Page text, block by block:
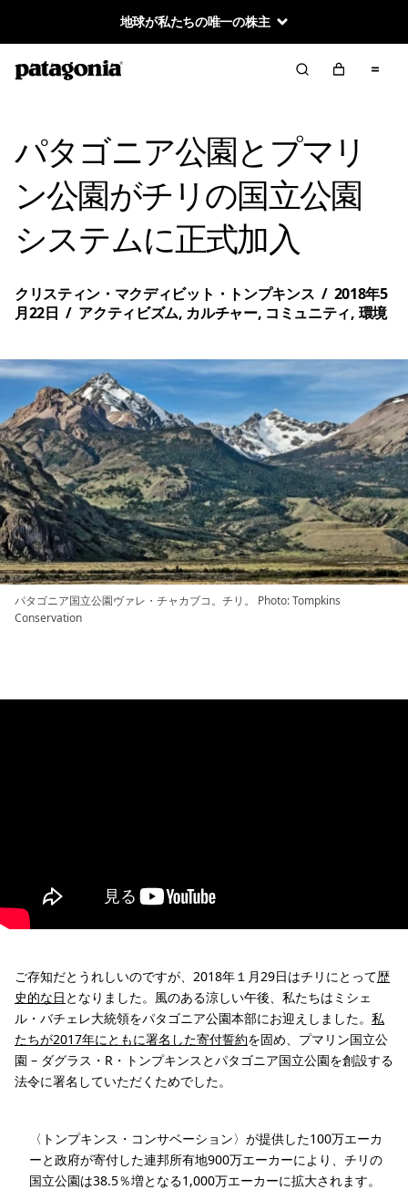
地球が私たちの唯一の株主
パタゴニア公園とプマリ
ン公園がチリの国立公園
システムに正式加入
クリスティン・マクディビット・トンプキンス / 2018年5
月22日 / アクティビズム, カルチャー, コミュニティ, 環境
パタゴニア国立公園ヴァレ・チャカブコ。チリ。 Photo: Tompkins
Conservation
ご存知だとうれしいのですが、2018年１月29日はチリにとって歴
史的な日 となりました。風のある涼しい午後、私たちはミシェ
ル・バチェレ大統領をパタゴニア公園本部にお迎えしました。 私
たちが2017年にともに署名した寄付誓約を固め、プマリン国立公
園 – ダグラス・R・トンプキンスとパタゴニア国立公園を創設する
法令に署名していただくためでした。
〈トンプキンス・コンサベーション〉が提供した100万エーカ
ーと政府が寄付した連邦所有地900万エーカーにより、チリの
国立公園は38.5％増となる1,000万エーカーに拡大されます。